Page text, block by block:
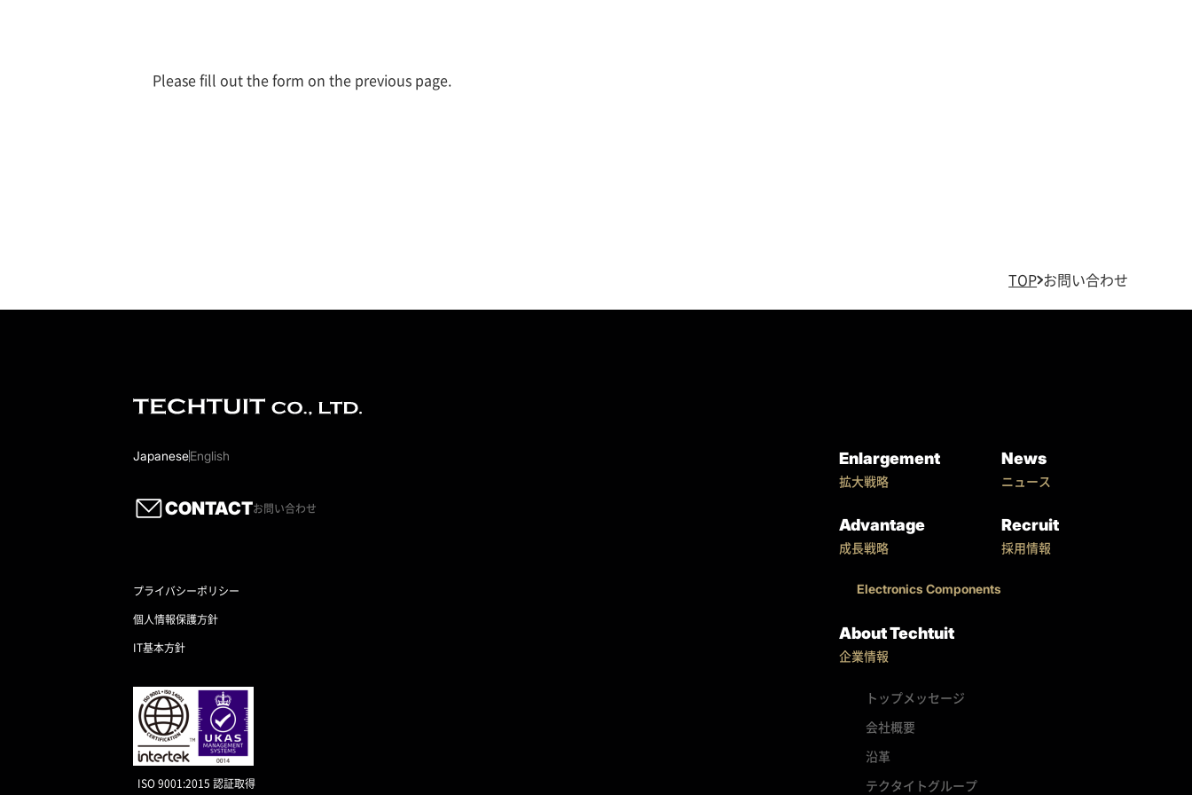
Please fill out the form on the previous page.
TOP お問い合わせ
JapaneseEnglish
CONTACTお問い合わせ
プライバシーポリシー
個人情報保護方針
IT基本方針
ISO 9001:2015 認証取得
Enlargement
拡大戦略
Advantage
成長戦略
Electronics Components
About Techtuit
企業情報
トップメッセージ
会社概要
沿革
テクタイトグループ
News
ニュース
Recruit
採用情報